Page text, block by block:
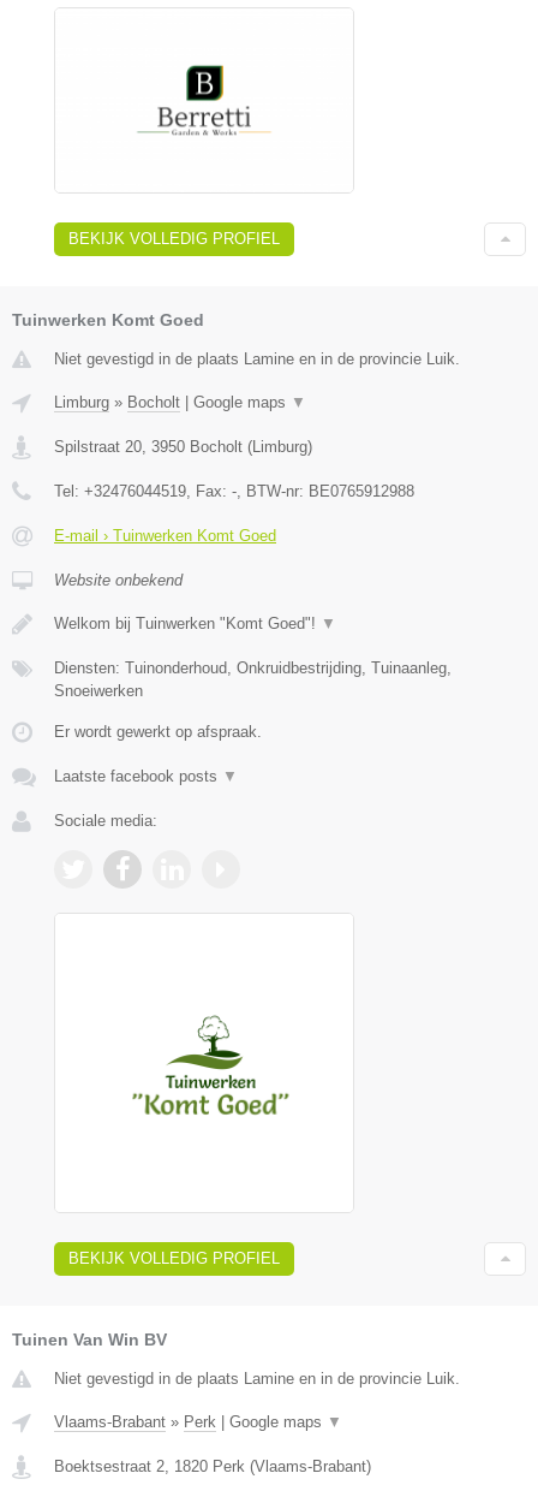
BEKIJK VOLLEDIG PROFIEL
Tuinwerken Komt Goed
Niet gevestigd in de plaats Lamine en in de provincie Luik.
Limburg » Bocholt | Google maps ▼
Spilstraat 20 3950 Bocholt (Limburg)
Tel: +32476044519 , Fax: - , BTW-nr: BE0765912988
E-mail › Tuinwerken Komt Goed
Website onbekend
Welkom bij Tuinwerken "Komt Goed"! ▼
Diensten: Tuinonderhoud, Onkruidbestrijding, Tuinaanleg,
Snoeiwerken
Er wordt gewerkt op afspraak.
Laatste facebook posts ▼
Sociale media:
BEKIJK VOLLEDIG PROFIEL
Tuinen Van Win BV
Niet gevestigd in de plaats Lamine en in de provincie Luik.
Vlaams-Brabant » Perk | Google maps ▼
Boektsestraat 2 1820 Perk (Vlaams-Brabant)